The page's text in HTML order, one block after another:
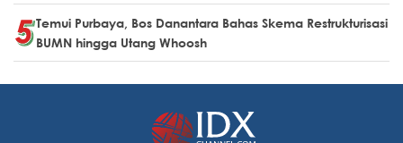
Temui Purbaya, Bos Danantara Bahas Skema Restrukturisasi
BUMN hingga Utang Whoosh